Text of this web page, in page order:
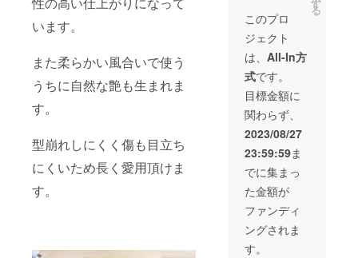
います。
また柔らかい風合いで使う
うちに自然な艶も生まれま
す。
型崩れしにくく傷も目立ち
にくいため長く愛用頂けま
す。
合があ
す。
便手渡
りま
す。 *発
送順が
多少前
後する
場合も
ござい
ます。 *
状況、
製造工
程上の
都合に
より出
荷時期
が、遅
¥18,492
(税、送
料込み)
にて承
りま
す。 カ
ラー :
ブラッ
ク、
キャメ
ル、ネ
イ
ビー、
グリー
ンの中
から２
点 *発送
はレ
す
る
このプロ
ジェクト
は、 All-In方
式です。
目標金額に
関わらず、
2023/08/27
23:59:59ま
でに集まっ
た金額が
ファンディ
ングされま
す。